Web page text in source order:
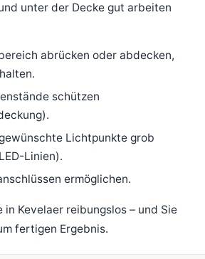
unter der Decke gut arbeiten
abrücken oder abdecken,
schützen
Lichtpunkte grob
Linien).
ermöglichen.
Kevelaer reibungslos – und Sie
fertigen Ergebnis.